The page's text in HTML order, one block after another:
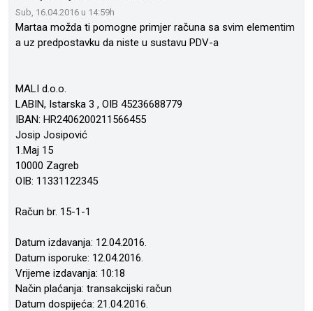
Sub, 16.04.2016 u 14:59h
Martaa možda ti pomogne primjer računa sa svim elementim
a uz predpostavku da niste u sustavu PDV-a
MALI d.o.o.
LABIN, Istarska 3 , OIB 45236688779
IBAN: HR2406200211566455
Josip Josipović
1.Maj 15
10000 Zagreb
OIB: 11331122345
Račun br. 15-1-1
Datum izdavanja: 12.04.2016.
Datum isporuke: 12.04.2016.
Vrijeme izdavanja: 10:18
Način plaćanja: transakcijski račun
Datum dospijeća: 21.04.2016.